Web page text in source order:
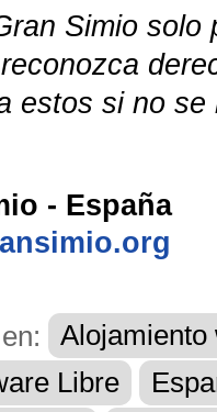
Simio solo
estos si no se
- España
Alojamiento
Libre